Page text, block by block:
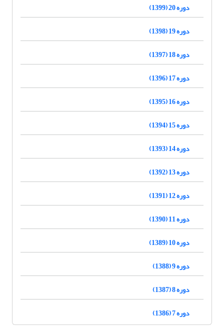
دوره 20 (1399)
دوره 19 (1398)
دوره 18 (1397)
دوره 17 (1396)
دوره 16 (1395)
دوره 15 (1394)
دوره 14 (1393)
دوره 13 (1392)
دوره 12 (1391)
دوره 11 (1390)
دوره 10 (1389)
دوره 9 (1388)
دوره 8 (1387)
دوره 7 (1386)